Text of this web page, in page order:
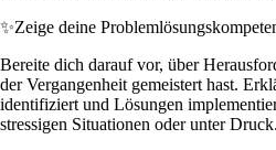
✨Zeige deine
Bereite dich darauf vor, über
der Vergangenheit gemeistert hast.
identifiziert und Lösungen
stressigen Situationen oder unter Druck.